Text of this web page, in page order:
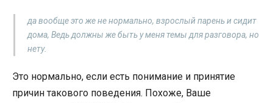
да вообще это же не нормально, взрослый парень и сидит
дома, Ведь должны же быть у меня темы для разговора, но
нету.
Это нормально, если есть понимание и принятие
причин такового поведения. Похоже, Ваше